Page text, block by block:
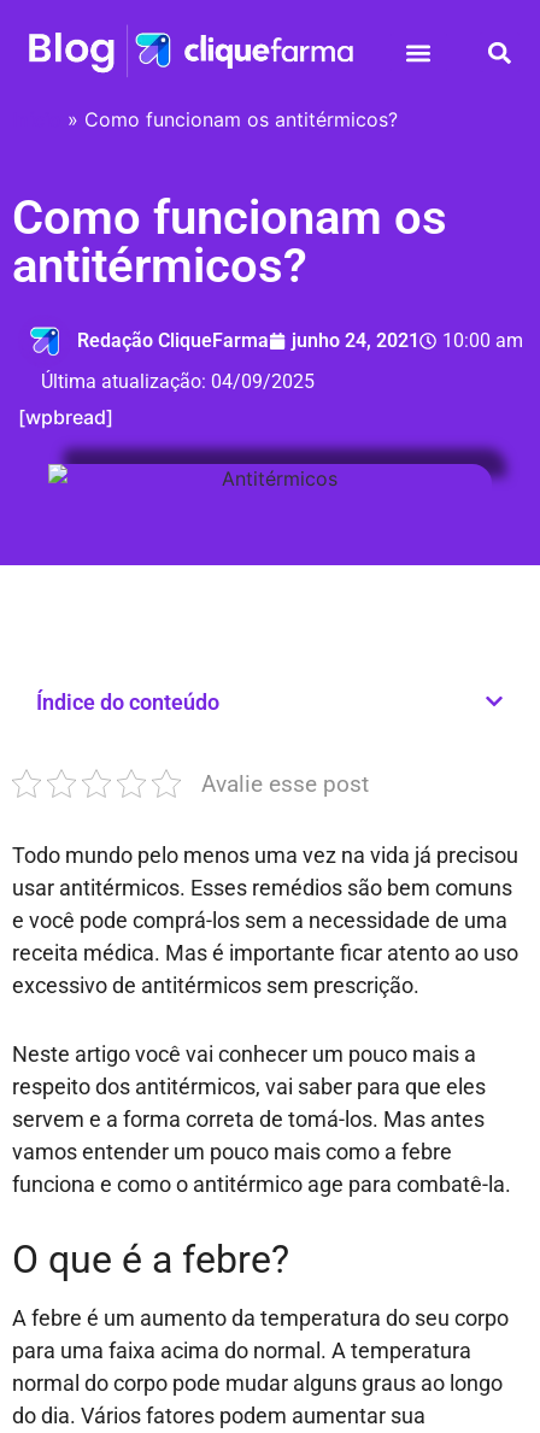
» Como funcionam os antitérmicos?
Como funcionam os
antitérmicos?
Redação CliqueFarma junho 24, 2021
10:00 am
Última atualização: 04/09/2025
[wpbread]
Índice do conteúdo
Avalie esse post
Todo mundo pelo menos uma vez na vida já precisou
usar antitérmicos. Esses remédios são bem comuns
e você pode comprá-los sem a necessidade de uma
receita médica. Mas é importante ficar atento ao uso
excessivo de antitérmicos sem prescrição.
Neste artigo você vai conhecer um pouco mais a
respeito dos antitérmicos, vai saber para que eles
servem e a forma correta de tomá-los. Mas antes
vamos entender um pouco mais como a febre
funciona e como o antitérmico age para combatê-la.
O que é a febre?
A febre é um aumento da temperatura do seu corpo
para uma faixa acima do normal. A temperatura
normal do corpo pode mudar alguns graus ao longo
do dia. Vários fatores podem aumentar sua